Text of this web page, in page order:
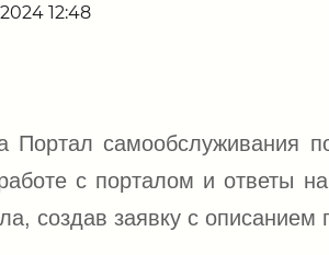
12:48
самообслуживания
с порталом и ответы
создав заявку с описанием